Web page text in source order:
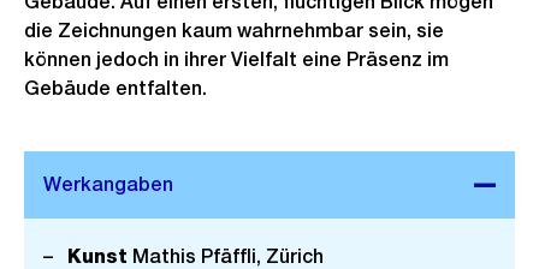
die Zeichnungen kaum wahrnehmbar sein, sie
können jedoch in ihrer Vielfalt eine Präsenz im
Gebäude entfalten.
Kunst Mathis Pfäffli, Zürich